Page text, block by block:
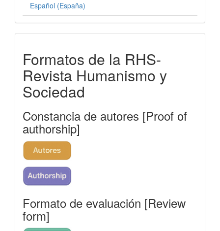
Español (España)
rhs
Formatos de la RHS-
Revista Humanismo y
Sociedad
Constancia de autores [Proof of
authorship]
Formato de evaluación [Review
form]